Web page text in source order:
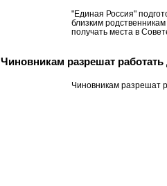
"Единая Россия"
близким
получать места в
Чиновникам разрешат работать
Чиновникам разрешат